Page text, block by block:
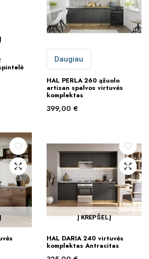
Daugiau
HAL PERLA 260 ąžuolo
artisan spalvos virtuvės
komplektas
399,00 €
Į KREPŠELĮ
HAL DARIA 240 virtuvės
komplektas Antracitas